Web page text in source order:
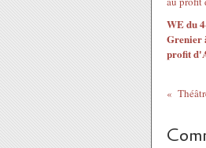
WE du
Grenier
profit